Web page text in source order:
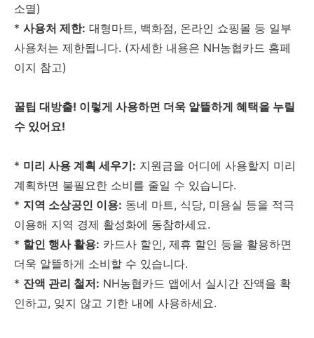
소멸)
* 사용처 제한: 대형마트, 백화점, 온라인 쇼핑몰 등 일부
사용처는 제한됩니다. (자세한 내용은 NH농협카드 홈페
이지 참고)
꿀팁 대방출! 이렇게 사용하면 더욱 알뜰하게 혜택을 누릴
수 있어요!
* 미리 사용 계획 세우기: 지원금을 어디에 사용할지 미리
계획하면 불필요한 소비를 줄일 수 있습니다.
* 지역 소상공인 이용: 동네 마트, 식당, 미용실 등을 적극
이용해 지역 경제 활성화에 동참하세요.
* 할인 행사 활용: 카드사 할인, 제휴 할인 등을 활용하면
더욱 알뜰하게 소비할 수 있습니다.
* 잔액 관리 철저: NH농협카드 앱에서 실시간 잔액을 확
인하고, 잊지 않고 기한 내에 사용하세요.